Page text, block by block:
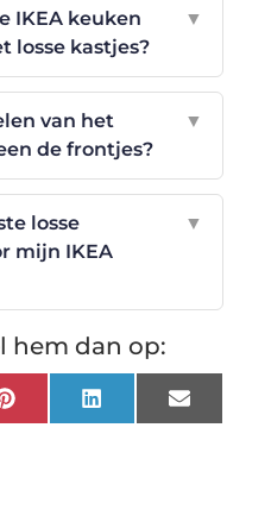
IKEA keuken
losse kastjes?
▼
van het
de frontjes?
▼
losse
mijn IKEA
▼
hem dan op:
PinterestLinkedInEmail